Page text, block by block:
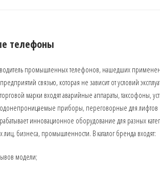
телефоны
промышленных телефонов, нашедших
связью, которая не зависит от условий
марки входят аварийные аппараты, таксофоны,
приборы, переговорные для лифтов
инновационное оборудование для разных
лиц, бизнеса, промышленности. В каталог бренда входят:
модели;